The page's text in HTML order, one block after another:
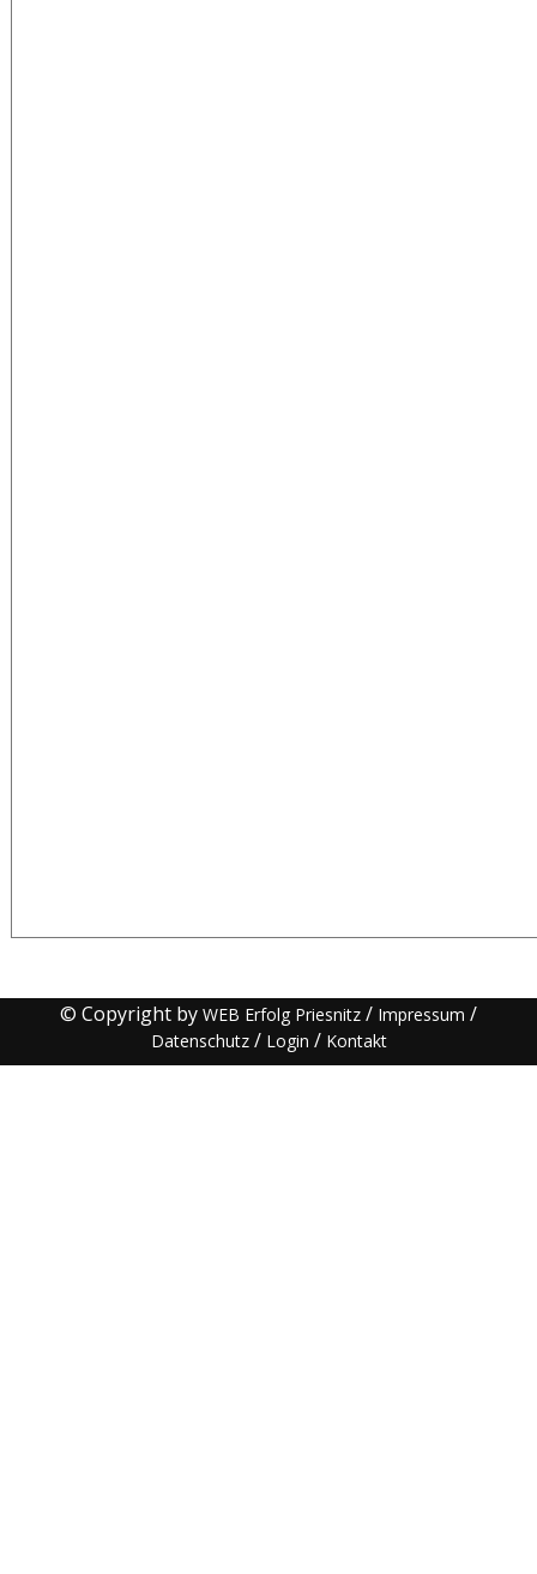
© Copyright by WEB Erfolg Priesnitz / Impressum /
Datenschutz/ Login / Kontakt